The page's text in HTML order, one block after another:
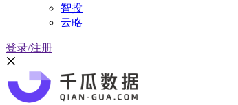
智投
云略
登录/注册